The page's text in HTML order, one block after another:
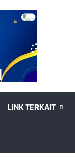
LINK TERKAIT